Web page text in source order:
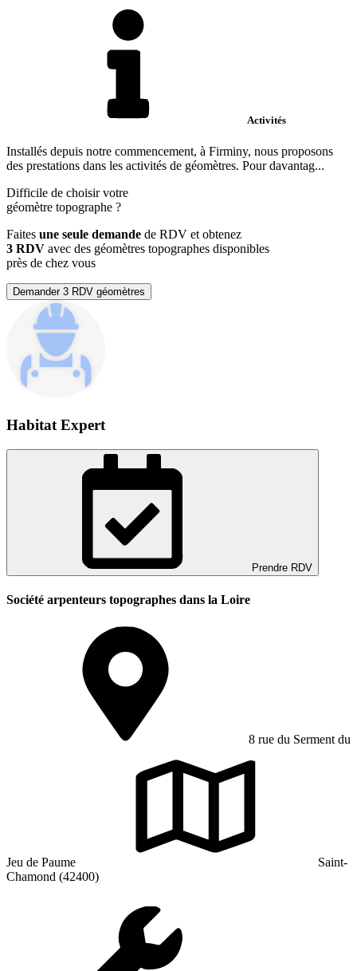
Activités
Installés depuis notre commencement, à Firminy, nous proposons
des prestations dans les activités de géomètres. Pour davantag...
Difficile de choisir votre
géomètre topographe ?
Faites une seule demande de RDV et obtenez
3 RDV avec des géomètres topographes disponibles
près de chez vous
Demander 3 RDV géomètres
Habitat Expert
Prendre RDV
Société arpenteurs topographes dans la Loire
8 rue du Serment du
Jeu de Paume
Saint-
Chamond (42400)